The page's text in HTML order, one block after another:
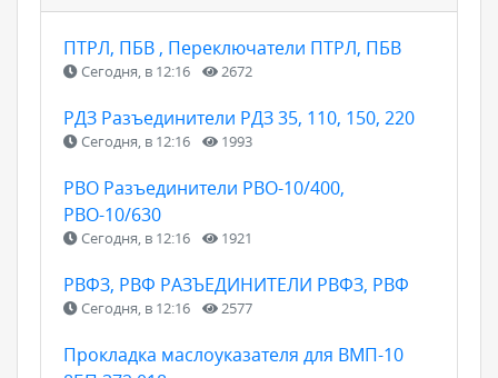
ПТРЛ, ПБВ , Переключатели ПТРЛ, ПБВ
Сегодня, в 12:16 2672
РДЗ Разъединители РДЗ 35, 110, 150, 220
Сегодня, в 12:16 1993
РВО Разъединители РВО-10/400,
РВО-10/630
Сегодня, в 12:16 1921
РВФЗ, РВФ РАЗЪЕДИНИТЕЛИ РВФЗ, РВФ
Сегодня, в 12:16 2577
Прокладка маслоуказателя для ВМП-10